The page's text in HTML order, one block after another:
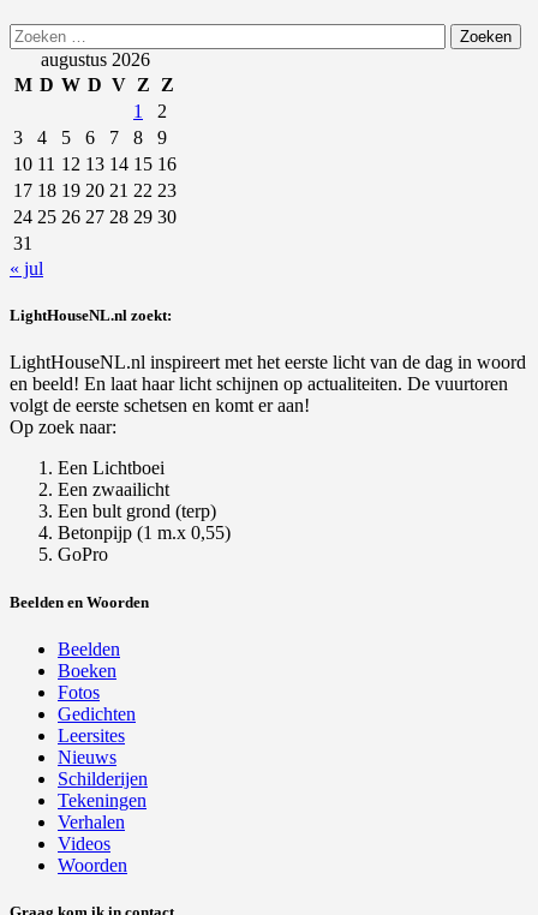
Zoeken
naar:augustus 2026
M D W D V Z
Z
1
2
3
4 5 6 7 8
9
10 11 12 13 14 15 16
17 18 19 20 21 22 23
24 25 26 27 28 29 30
31
« jul
LightHouseNL.nl zoekt:
LightHouseNL.nl inspireert met het eerste licht van de dag in woord
en beeld! En laat haar licht schijnen op actualiteiten. De vuurtoren
volgt de eerste schetsen en komt er aan!
Op zoek naar:
Een Lichtboei
Een zwaailicht
Een bult grond (terp)
Betonpijp (1 m.x 0,55)
GoPro
Beelden en Woorden
Beelden
Boeken
Fotos
Gedichten
Leersites
Nieuws
Schilderijen
Tekeningen
Verhalen
Videos
Woorden